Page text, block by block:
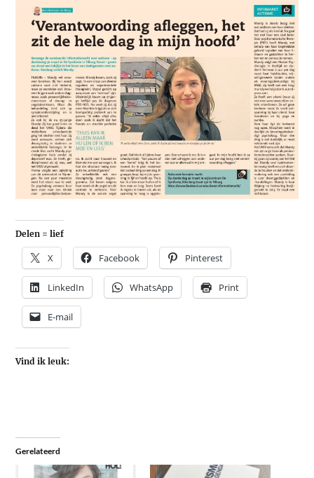
Delen = lief
X Facebook Pinterest
LinkedIn WhatsApp Print
E-mail
Vind ik leuk:
Gerelateerd